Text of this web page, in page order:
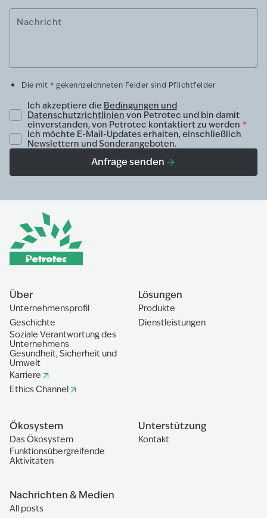
Nachricht
Die mit * gekennzeichneten Felder sind Pflichtfelder
Ich akzeptiere die Bedingungen und
Datenschutzrichtlinien von Petrotec und bin damit
einverstanden, von Petrotec kontaktiert zu werden *
Ich möchte E-Mail-Updates erhalten, einschließlich
Newslettern und Sonderangeboten.
Anfrage senden
Über
Unternehmensprofil
Geschichte
Soziale Verantwortung des
Unternehmens
Gesundheit, Sicherheit und
Umwelt
Karriere
Ethics Channel
Lösungen
Produkte
Dienstleistungen
Ökosystem
Das Ökosystem
Funktionsübergreifende
Aktivitäten
Unterstützung
Kontakt
Nachrichten & Medien
All posts